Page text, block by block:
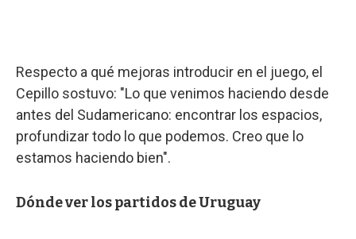
Respecto a qué mejoras introducir en el juego, el
Cepillo sostuvo: "Lo que venimos haciendo desde
antes del Sudamericano: encontrar los espacios,
profundizar todo lo que podemos. Creo que lo
estamos haciendo bien".
Dónde ver los partidos de Uruguay